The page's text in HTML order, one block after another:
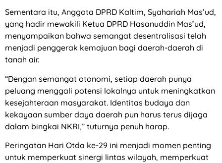
Sementara itu, Anggota DPRD Kaltim, Syahariah Mas’ud,
yang hadir mewakili Ketua DPRD Hasanuddin Mas’ud,
menyampaikan bahwa semangat desentralisasi telah
menjadi penggerak kemajuan bagi daerah-daerah di
tanah air.
“Dengan semangat otonomi, setiap daerah punya
peluang menggali potensi lokalnya untuk meningkatkan
kesejahteraan masyarakat. Identitas budaya dan
kekayaan sumber daya daerah pun harus terus dijaga
dalam bingkai NKRI,” tuturnya penuh harap.
Peringatan Hari Otda ke-29 ini menjadi momen penting
untuk memperkuat sinergi lintas wilayah, memperkuat